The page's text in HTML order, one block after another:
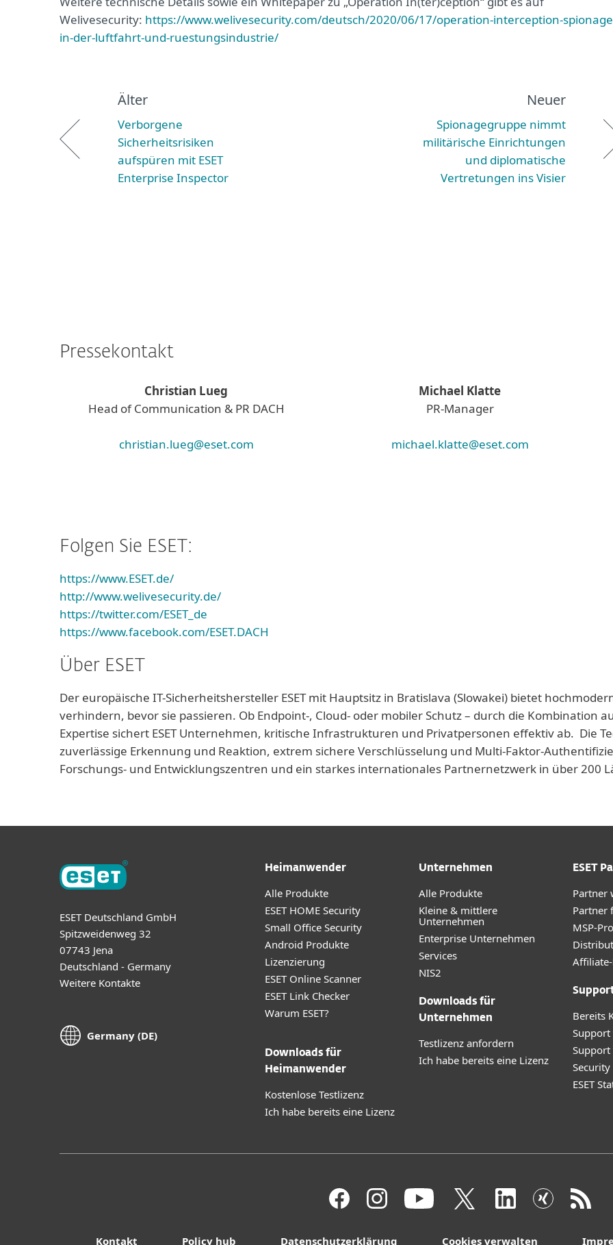
Welivesecurity: https://www.welivesecurity.com/deutsch/2020/06/17/operation-interception-
in-der-luftfahrt-und-ruestungsindustrie/
Älter
Verborgene
Sicherheitsrisiken
aufspüren mit ESET
Enterprise Inspector
Neuer
Spionagegruppe nimmt
militärische Einrichtungen
und diplomatische
Vertretungen ins Visier
Pressekontakt
Christian Lueg
Head of Communication & PR DACH
christian.lueg@eset.com
Michael Klatte
PR-Manager
michael.klatte@eset.com
Folgen Sie ESET:
https://www.ESET.de/
http://www.welivesecurity.de/
https://twitter.com/ESET_de
https://www.facebook.com/ESET.DACH
Über ESET
Der europäische IT-Sicherheitshersteller ESET mit Hauptsitz in Bratislava (Slowakei) bietet
verhindern, bevor sie passieren. Ob Endpoint-, Cloud- oder mobiler Schutz – durch die Kombination
Expertise sichert ESET Unternehmen, kritische Infrastrukturen und Privatpersonen effektiv ab. Die
zuverlässige Erkennung und Reaktion, extrem sichere Verschlüsselung und Multi-Faktor-
Forschungs- und Entwicklungszentren und ein starkes internationales Partnernetzwerk in über 200
ESET Deutschland GmbH
Spitzweidenweg 32
07743 Jena
Deutschland - Germany
Weitere Kontakte
Germany (DE)
Heimanwender
Alle Produkte
ESET HOME Security
Small Office Security
Android Produkte
Lizenzierung
ESET Online Scanner
ESET Link Checker
Warum ESET?
Downloads für
Heimanwender
Kostenlose Testlizenz
Ich habe bereits eine Lizenz
Unternehmen
Alle Produkte
Kleine & mittlere
Unternehmen
Enterprise Unternehmen
Services
NIS2
Downloads für
Unternehmen
Testlizenz anfordern
Ich habe bereits eine Lizenz
ESET
Partner
Partner
MSP-
Bereits
ESET
Kontakt Policy hub Datenschutzerklärung Cookies verwalten